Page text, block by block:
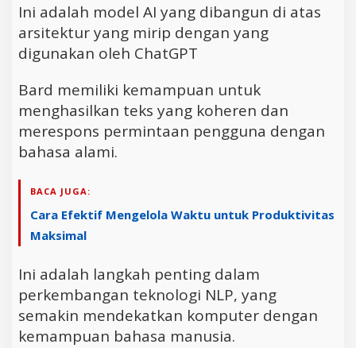
Ini adalah model AI yang dibangun di atas
arsitektur yang mirip dengan yang
digunakan oleh ChatGPT
Bard memiliki kemampuan untuk
menghasilkan teks yang koheren dan
merespons permintaan pengguna dengan
bahasa alami.
BACA JUGA:
Cara Efektif Mengelola Waktu untuk Produktivitas
Maksimal
Ini adalah langkah penting dalam
perkembangan teknologi NLP, yang
semakin mendekatkan komputer dengan
kemampuan bahasa manusia.